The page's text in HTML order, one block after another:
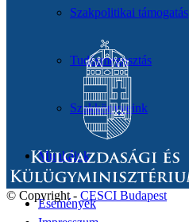
Szakpolitikai támogatás
Tudásmegosztás
Szakkönyveink
Munkáink
Események
© Copyright - CESCI Budapest